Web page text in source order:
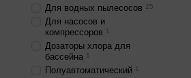
Для водных пылесосов 25
Для насосов и
компрессоров
1
Дозаторы хлора для
бассейна 1
Полуавтоматический 1